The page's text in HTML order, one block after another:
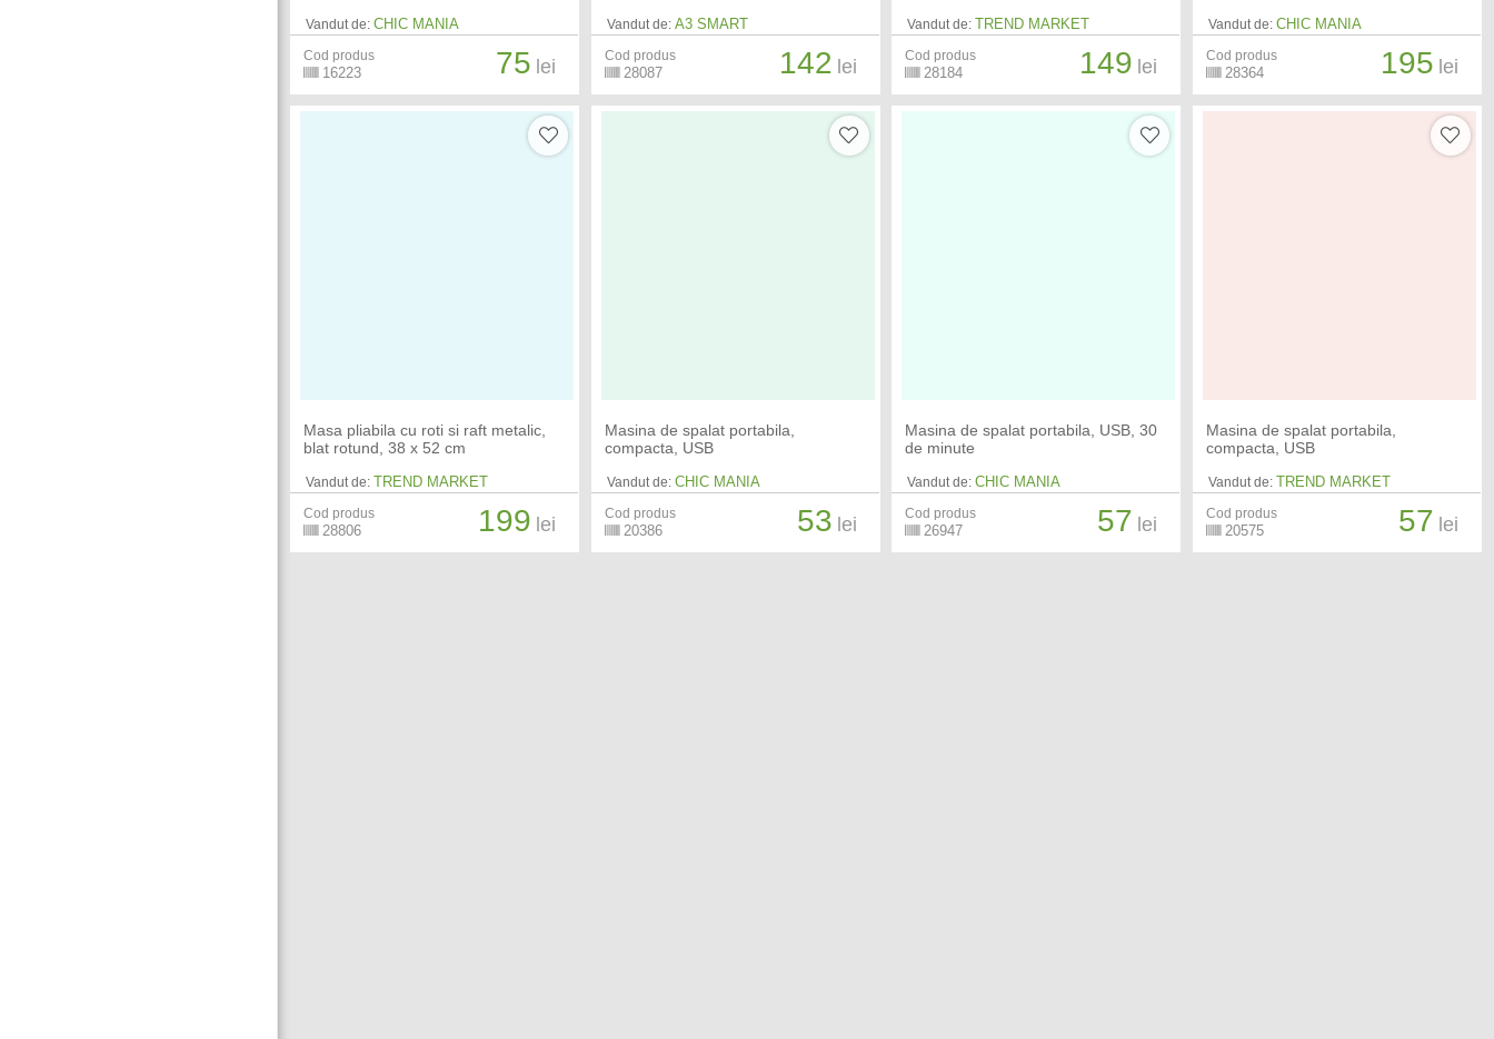
Vandut de: CHIC MANIA
Cod produs
16223 75 lei
Vandut de: A3 SMART
Cod produs
28087 142 lei
Vandut de: TREND MARKET
Cod produs
28184 149 lei
Vandut de: CHIC MANIA
Cod produs
28364 195 lei
Masa pliabila cu roti si raft metalic,
blat rotund, 38 x 52 cm
Vandut de: TREND MARKET
Cod produs
28806 199 lei
Masina de spalat portabila,
compacta, USB
Vandut de: CHIC MANIA
Cod produs
20386 53 lei
Masina de spalat portabila, USB, 30
de minute
Vandut de: CHIC MANIA
Cod produs
26947 57 lei
Masina de spalat portabila,
compacta, USB
Vandut de: TREND MARKET
Cod produs
20575 57 lei